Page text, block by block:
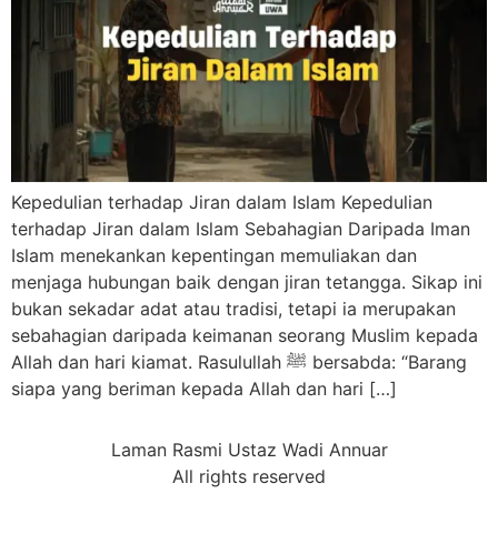
Kepedulian terhadap Jiran dalam Islam Kepedulian
terhadap Jiran dalam Islam Sebahagian Daripada Iman
Islam menekankan kepentingan memuliakan dan
menjaga hubungan baik dengan jiran tetangga. Sikap ini
bukan sekadar adat atau tradisi, tetapi ia merupakan
sebahagian daripada keimanan seorang Muslim kepada
Allah dan hari kiamat. Rasulullah ﷺ bersabda: “Barang
siapa yang beriman kepada Allah dan hari […]
Laman Rasmi Ustaz Wadi Annuar
All rights reserved